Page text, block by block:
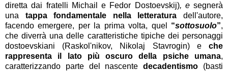
diretta dai fratelli Michail e Fedor Dostoevskij), e segnerà
una tappa fondamentale nella letteraturadell'autore,
facendo emergere, per la prima volta, quel “sottosuolo”,
che diverrà una delle caratteristiche tipiche dei personaggi
dostoevskiani
(Raskol'nikov, Nikolaj Stavrogin) eche
rappresenta il lato più oscuro della psiche umana,
caratterizzando parte del nascentedecadentismo (basti